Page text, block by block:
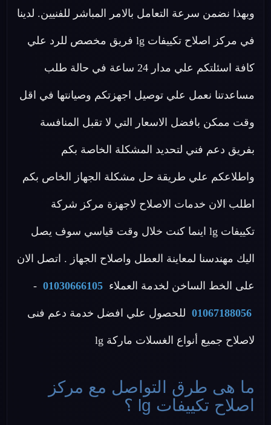
وبهذا نضمن سرعة التعامل بالامر المباشر للفنيين. لدينا
في مركز اصلاح تكييفات lg فريق مخصص للرد علي
كافة اسئلتكم علي مدار 24 ساعة في حالة طلب
مساعدتنا نعمل علي توصيل اجهزتكم وصيانتها في اقل
وقت ممكن بافضل الاسعار التي لا تقبل المنافسة
بفريق دعم فني لتحديد المشكلة الخاصة بكم
واطلاعكم علي طريقة حل مشكلة الجهاز الخاص بكم
اطلب الان خدمات الاصلاح لاجهزة مركز شركة
تكييفات lg اينما كنت خلال وقت قياسي سوف يصل
اليك مهندسنا لمعاينة العطل واصلاح الجهاز . اتصل الان
على الخط الساخن لخدمة العملاء 01030666105
-
01067188056 للحصول علي افضل خدمة دعم فنى
لاصلاح جميع أنواع الغسلات ماركة lg
ما هى طرق التواصل مع مركز
اصلاح تكييفات lg ؟